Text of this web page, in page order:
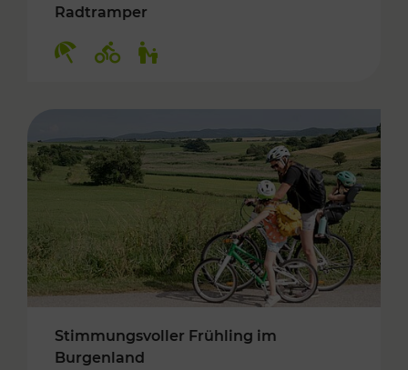
Radtramper
Stimmungsvoller Frühling im
Burgenland